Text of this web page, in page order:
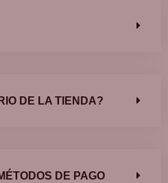
DE LA TIENDA?
DE PAGO